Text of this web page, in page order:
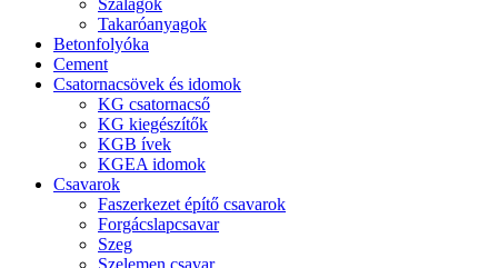
Takaróanyagok
Betonfolyóka
Cement
Csatornacsövek és idomok
KG csatornacső
KG kiegészítők
KGB ívek
KGEA idomok
Csavarok
Faszerkezet építő csavarok
Forgácslapcsavar
Szeg
Szelemen csavar